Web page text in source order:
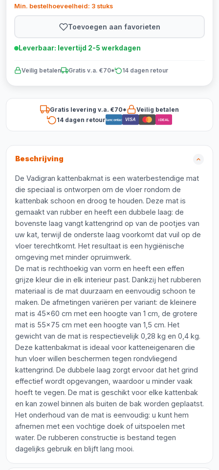
Min. bestelhoeveelheid: 3 stuks
Toevoegen aan favorieten
Leverbaar: levertijd 2-5 werkdagen
Veilig betalen Gratis v.a. €70* 14 dagen retour
Gratis levering v.a. €70*
Veilig betalen
14 dagen retourBancontact VISA iDEAL
Beschrijving
De Vadigran kattenbakmat is een waterbestendige mat
die speciaal is ontworpen om de vloer rondom de
kattenbak schoon en droog te houden. Deze mat is
gemaakt van rubber en heeft een dubbele laag: de
bovenste laag vangt kattengrind op van de pootjes van
uw kat, terwijl de onderste laag voorkomt dat vuil op de
vloer terechtkomt. Het resultaat is een hygiënische
omgeving met minder opruimwerk.
De mat is rechthoekig van vorm en heeft een effen
grijze kleur die in elk interieur past. Dankzij het rubberen
materiaal is de mat duurzaam en eenvoudig schoon te
maken. De afmetingen variëren per variant: de kleinere
mat is 45x60 cm met een hoogte van 1 cm, de grotere
mat is 55x75 cm met een hoogte van 1,5 cm. Het
gewicht van de mat is respectievelijk 0,28 kg en 0,4 kg.
Deze kattenbakmat is ideaal voor katteneigenaren die
hun vloer willen beschermen tegen rondvliegend
kattengrind. De dubbele laag zorgt ervoor dat het grind
effectief wordt opgevangen, waardoor u minder vaak
hoeft te vegen. De mat is geschikt voor elke kattenbak
en kan zowel binnen als buiten de bak worden geplaatst.
Het onderhoud van de mat is eenvoudig: u kunt hem
afnemen met een vochtige doek of uitspoelen met
water. De rubberen constructie is bestand tegen
dagelijks gebruik en blijft lang mooi.